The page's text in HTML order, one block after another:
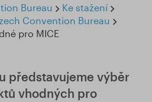
Bureau
Ke stažení
Convention Bureau
pro MICE
představujeme výběr
vhodných pro